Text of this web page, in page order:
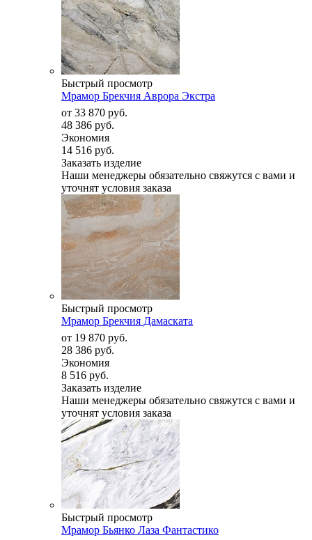
Быстрый просмотр
Мрамор Брекчия Аврора Экстра
от 33 870 руб.
48 386 руб.
Экономия
14 516 руб.
Заказать изделие
Наши менеджеры обязательно свяжутся с вами и
уточнят условия заказа
Быстрый просмотр
Мрамор Брекчия Дамаската
от 19 870 руб.
28 386 руб.
Экономия
8 516 руб.
Заказать изделие
Наши менеджеры обязательно свяжутся с вами и
уточнят условия заказа
Быстрый просмотр
Мрамор Бьянко Лаза Фантастико